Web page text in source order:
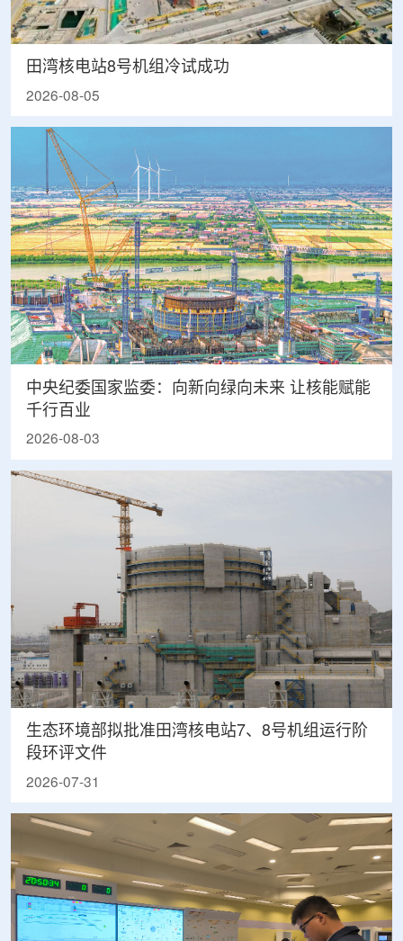
田湾核电站8号机组冷试成功
2026-08-05
中央纪委国家监委：向新向绿向未来 让核能赋能
千行百业
2026-08-03
生态环境部拟批准田湾核电站7、8号机组运行阶
段环评文件
2026-07-31